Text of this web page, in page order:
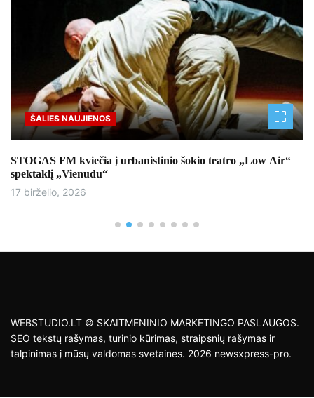
ŠALIES NAUJIENOS
STOGAS FM kviečia į urbanistinio šokio teatro „Low Air“
spektaklį „Vienudu“
17 birželio, 2026
WEBSTUDIO.LT © SKAITMENINIO MARKETINGO PASLAUGOS.
SEO tekstų rašymas, turinio kūrimas, straipsnių rašymas ir
talpinimas į mūsų valdomas svetaines. 2026 newsxpress-pro.